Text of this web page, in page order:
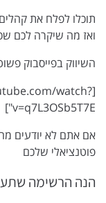
תוכלו לפלח את
ואז מה שיקרה לכם
השיווק בפייסבוק
watch?
v=q7L3OSb5T7E"]
אם אתם לא יודעים
פוטנציאלי שלכם
הנה הרשימה